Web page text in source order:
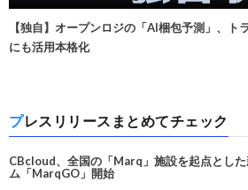
【独自】オープンロジの「AI梱包予測」、ト
にも活用本格化
プレスリリースまとめてチェック
CBcloud、全国の「Marq」施設を起点とし
ム「MarqGO」開始